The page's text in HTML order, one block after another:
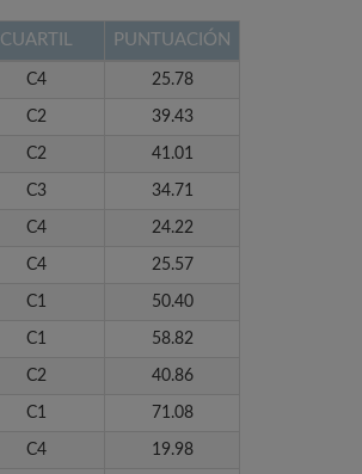
CUARTIL PUNTUACIÓN
C4 25.78
C2 39.43
C2 41.01
C3 34.71
C4 24.22
C4 25.57
C1 50.40
C1 58.82
C2 40.86
C1 71.08
C4 19.98